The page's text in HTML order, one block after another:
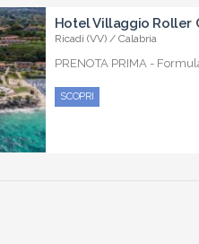
Hotel Villaggio Roller
Ricadi (VV) / Calabria
PRENOTA PRIMA -
SCOPRI